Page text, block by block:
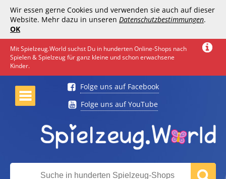
Wir essen gerne Cookies und verwenden sie auch auf dieser
Website. Mehr dazu in unseren Datenschutzbestimmungen.
OK
Mit Spielzeug.World suchst Du in hunderten Online-Shops nach
Spielen & Spielzeug für ganz kleine und schon erwachsene
Kinder.
Folge uns auf Facebook
Folge uns auf YouTube